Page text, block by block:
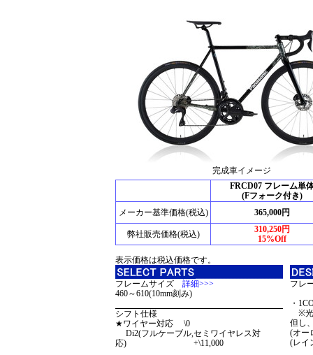
完成車イメージ
FRCD07 フレーム単
(Fフォーク付き)
メーカー基準価格(税込)
365,000円
弊社販売価格(税込)
310,250円
15%Off
表示価格は税込価格です。
フレームサイズ 詳細>>>
460～610(10mm刻み)
シフト仕様
★ワイヤー対応 \0
Di2(フルケーブル,セミワイヤレス対
応) +\11,000
フレ
・
※光
但し
(オー
(レイ